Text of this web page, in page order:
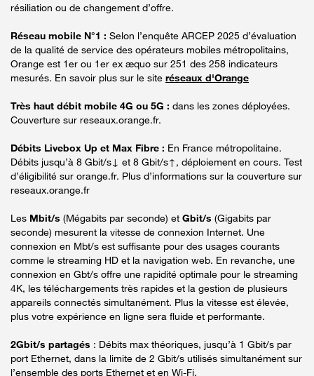
résiliation ou de changement d’offre.
Réseau mobile N°1 : Selon l’enquête ARCEP 2025 d’évaluation
de la qualité de service des opérateurs mobiles métropolitains,
Orange est 1er ou 1er ex æquo sur 251 des 258 indicateurs
mesurés. En savoir plus sur le site réseaux d'Orange
Très haut débit mobile 4G ou 5G : dans les zones déployées.
Couverture sur reseaux.orange.fr.
Débits Livebox Up et Max Fibre : En France métropolitaine.
Débits jusqu’à 8 Gbit/s↓ et 8 Gbit/s↑, déploiement en cours. Test
d’éligibilité sur orange.fr. Plus d’informations sur la couverture sur
reseaux.orange.fr
Les Mbit/s (Mégabits par seconde) et Gbit/s (Gigabits par
seconde) mesurent la vitesse de connexion Internet. Une
connexion en Mbt/s est suffisante pour des usages courants
comme le streaming HD et la navigation web. En revanche, une
connexion en Gbt/s offre une rapidité optimale pour le streaming
4K, les téléchargements très rapides et la gestion de plusieurs
appareils connectés simultanément. Plus la vitesse est élevée,
plus votre expérience en ligne sera fluide et performante.
2Gbit/s partagés : Débits max théoriques, jusqu’à 1 Gbit/s par
port Ethernet, dans la limite de 2 Gbit/s utilisés simultanément sur
l’ensemble des ports Ethernet et en Wi-Fi.